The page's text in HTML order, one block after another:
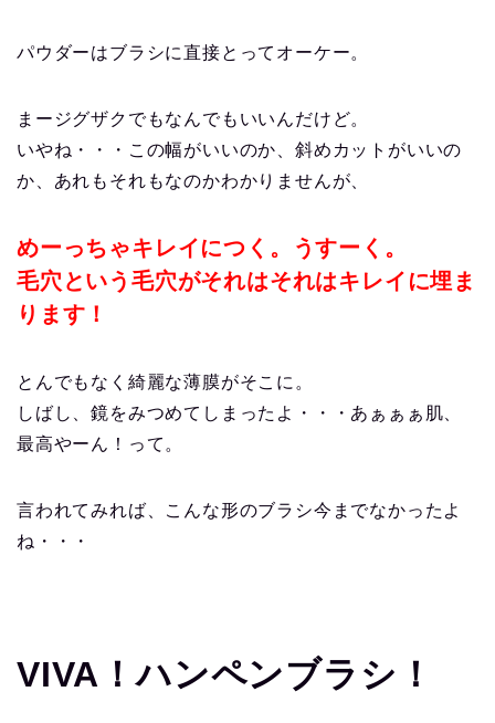
パウダーはブラシに直接とってオーケー。
まージグザクでもなんでもいいんだけど。
いやね・・・この幅がいいのか、斜めカットがいいの
か、あれもそれもなのかわかりませんが、
めーっちゃキレイにつく。うすーく。
毛穴という毛穴がそれはそれはキレイに埋ま
ります！
とんでもなく綺麗な薄膜がそこに。
しばし、鏡をみつめてしまったよ・・・あぁぁぁ肌、
最高やーん！って。
言われてみれば、こんな形のブラシ今までなかったよ
ね・・・
VIVA！ハンペンブラシ！